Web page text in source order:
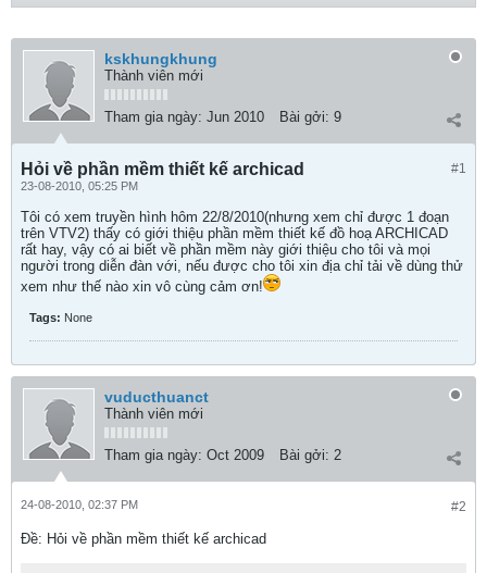
kskhungkhung
Thành viên mới
Tham gia ngày: Jun 2010 Bài gởi: 9
#1
Hỏi về phần mềm thiết kế archicad
23-08-2010, 05:25 PM
Tôi có xem truyền hình hôm 22/8/2010(nhưng xem chỉ được 1 đoạn
trên VTV2) thấy có giới thiệu phần mềm thiết kế đồ hoạ ARCHICAD
rất hay, vậy có ai biết về phần mềm này giới thiệu cho tôi và mọi
người trong diễn đàn với, nếu được cho tôi xin địa chỉ tải về dùng thử
xem như thế nào xin vô cùng cảm ơn!
Tags: None
vuducthuanct
Thành viên mới
Tham gia ngày: Oct 2009 Bài gởi: 2
#2
24-08-2010, 02:37 PM
Ðề: Hỏi về phần mềm thiết kế archicad